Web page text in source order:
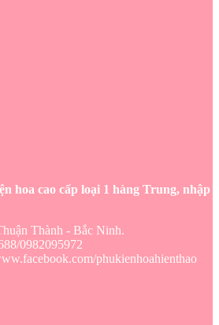
hoa cao cấp loại 1 hàng Trung, nhập
Thành - Bắc Ninh.
0982095972
phukienhoahienthao